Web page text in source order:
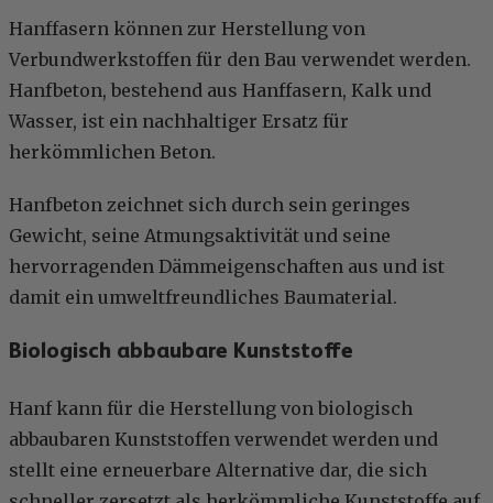
Hanffasern können zur Herstellung von
Verbundwerkstoffen für den Bau verwendet werden.
Hanfbeton, bestehend aus Hanffasern, Kalk und
Wasser, ist ein nachhaltiger Ersatz für
herkömmlichen Beton.
Hanfbeton zeichnet sich durch sein geringes
Gewicht, seine Atmungsaktivität und seine
hervorragenden Dämmeigenschaften aus und ist
damit ein umweltfreundliches Baumaterial.
Biologisch abbaubare Kunststoffe
Hanf kann für die Herstellung von biologisch
abbaubaren Kunststoffen verwendet werden und
stellt eine erneuerbare Alternative dar, die sich